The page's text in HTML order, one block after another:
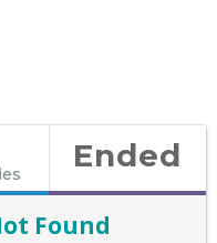
Ended
Found